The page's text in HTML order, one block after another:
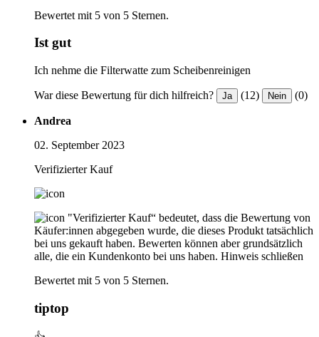
Bewertet mit 5 von 5 Sternen.
Ist gut
Ich nehme die Filterwatte zum Scheibenreinigen
War diese Bewertung für dich hilfreich? Ja (12) Nein (0)
Andrea
02. September 2023
Verifizierter Kauf
"Verifizierter Kauf“ bedeutet, dass die Bewertung von
Käufer:innen abgegeben wurde, die dieses Produkt tatsächlich
bei uns gekauft haben. Bewerten können aber grundsätzlich
alle, die ein Kundenkonto bei uns haben. Hinweis schließen
Bewertet mit 5 von 5 Sternen.
tiptop